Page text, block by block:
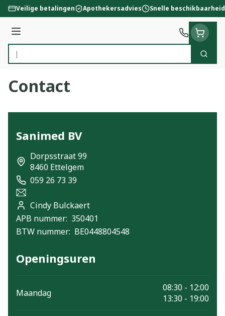
Ga naar de inhoud
Veilige betalingen Apothekersadvies Snelle beschikbaarheid
Menu
Product, merk, categorie...
Zoek
Contact
Sanimed BV
address
Dorpsstraat 99
8460 Ettelgem
Telefoon
059 26 73 39
E-mailadres
Apotheek titularis
Cindy Bulckaert
APB nummer
APB nummer: 350401
BTW nummer
BTW nummer: BE0448804548
Openingsuren
Maandag
08:30 - 12:00
13:30 - 19:00